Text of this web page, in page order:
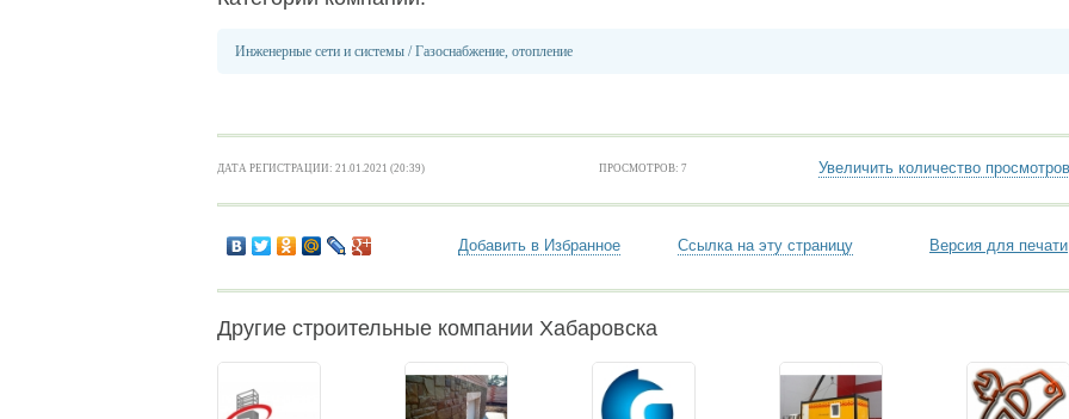
Инженерные сети и системы /Газоснабжение, отопление
ДАТА РЕГИСТРАЦИИ: 21.01.2021 (20:39) ПРОСМОТРОВ: 7 Увеличить количество просмотров
Добавить в Избранное Ссылка на эту страницу Версия для печати
Другие строительные компании Хабаровска